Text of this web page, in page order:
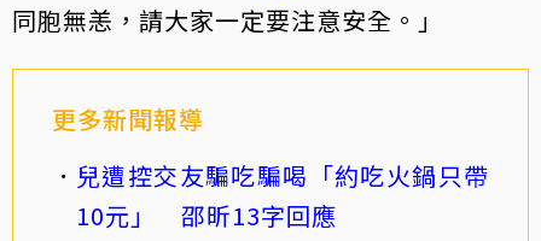
同胞無恙，請大家一定要注意安全。」
更多新聞報導
兒遭控交友騙吃騙喝「約吃火鍋只帶
10元」 邵昕13字回應